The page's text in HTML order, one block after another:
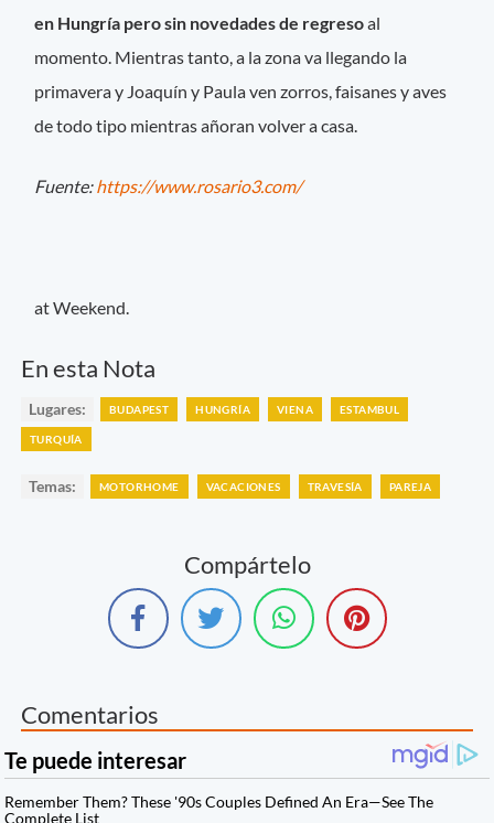
en Hungría pero sin novedades de regresoal
momento. Mientras tanto, a la zona va llegando la
primavera y Joaquín y Paula ven zorros, faisanes y aves
de todo tipo mientras añoran volver a casa.
Fuente:https://www.rosario3.com/
at Weekend.
En esta Nota
Lugares: BUDAPEST HUNGRÍA VIENA ESTAMBUL
TURQUÍA
Temas: MOTORHOME VACACIONES TRAVESÍA PAREJA
Compártelo
Comentarios